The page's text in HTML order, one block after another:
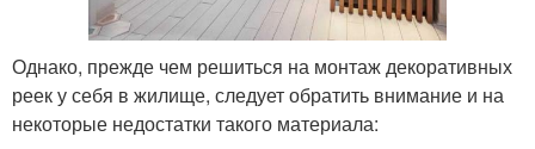
Однако, прежде чем решиться на монтаж декоративных
реек у себя в жилище, следует обратить внимание и на
некоторые недостатки такого материала: